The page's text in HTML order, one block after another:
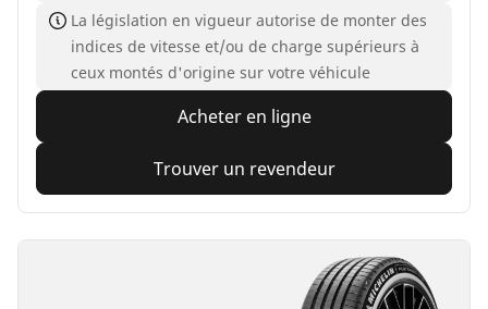
La législation en vigueur autorise de monter des
indices de vitesse et/ou de charge supérieurs à
ceux montés d'origine sur votre véhicule
Acheter en ligne
Trouver un revendeur